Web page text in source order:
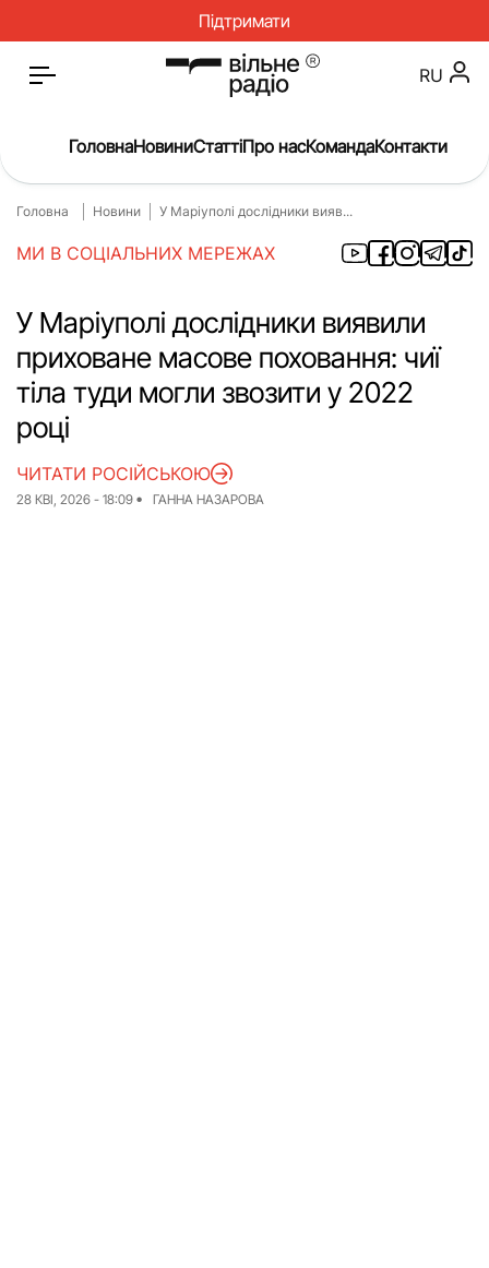
Підтримати
Головна
Окупація
Про нас
Війна
Гроші
Освіта
Інструкції
Медицина
ЖКГ
RU
ГоловнаНовиниСтаттіПро насКомандаКонтакти
Головна Новини У Маріуполі дослідники вияв...
МИ В СОЦІАЛЬНИХ МЕРЕЖАХ
У Маріуполі дослідники виявили
приховане масове поховання: чиї
тіла туди могли звозити у 2022
році
28 КВІ, 2026 - 18:09 ГАННА НАЗАРОВА
ЧИТАТИ РОСІЙСЬКОЮ